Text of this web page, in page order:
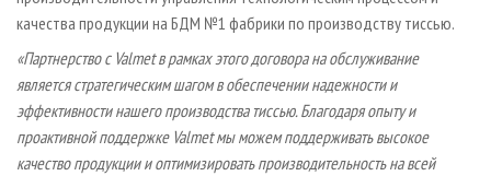
БИОЭНЕРГЕТИКА
ЦБП
ИНСТРУМЕНТ И МАТЕРИАЛЫ
RUSSIAN FORESTRY REVIEW
ГАЗЕТА ЛЕСПРОМФОРУМ
БИБЛИОТЕКА СПЕЦИАЛИСТА
качества продукции на БДМ №1 фабрики по производству тиссью.
«Партнерство с Valmet в рамках этого договора на обслуживание
является стратегическим шагом в обеспечении надежности и
эффективности нашего производства тиссью. Благодаря опыту и
проактивной поддержке Valmet мы можем поддерживать высокое
качество продукции и оптимизировать производительность на всей